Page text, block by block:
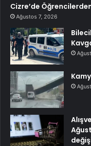
Cizre’de
Ağustos 7, 2026